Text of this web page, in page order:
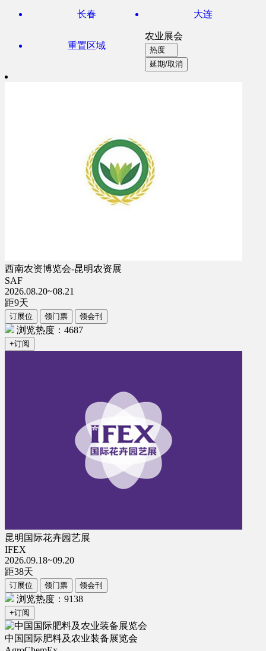
长春 大连
重置区域
农业展会
热度
延期/取消
西南农资博览会-昆明农资展
SAF
2026.08.20~08.21
距9天
订展位 领门票 领会刊
浏览热度：4687
+订阅
昆明国际花卉园艺展
IFEX
2026.09.18~09.20
距38天
订展位 领门票 领会刊
浏览热度：9138
+订阅
中国国际肥料及农业装备展览会